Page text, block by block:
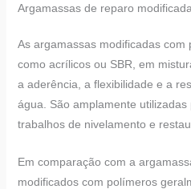
Argamassas de reparo
As argamassas modificadas com
como acrílicos ou SBR, em
a aderência, a flexibilidade e a
água. São amplamente utilizadas
trabalhos de nivelamento e
Em comparação com a
modificados com polímeros